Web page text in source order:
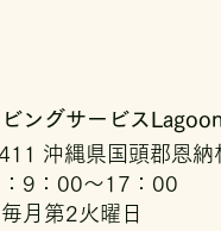
ングサービスLagoon
沖縄県国頭郡恩納
9：00～17：00
月第2火曜日